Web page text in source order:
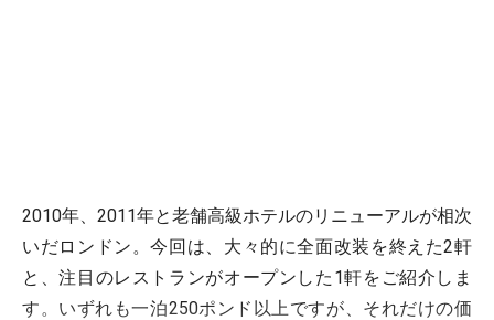
2010年、2011年と老舗高級ホテルのリニューアルが相次
いだロンドン。今回は、大々的に全面改装を終えた2軒
と、注目のレストランがオープンした1軒をご紹介しま
す。いずれも一泊250ポンド以上ですが、それだけの価